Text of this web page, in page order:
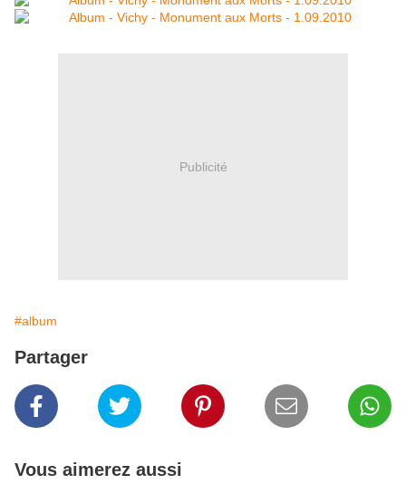
Publicité
#album
Partager
Vous aimerez aussi